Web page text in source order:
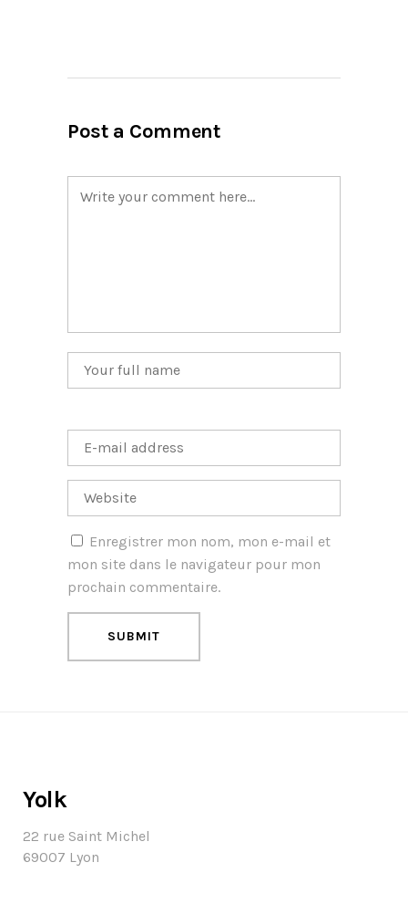
Post a Comment
Enregistrer mon nom, mon e-mail et
mon site dans le navigateur pour mon
prochain commentaire.
Yolk
22 rue Saint Michel
69007 Lyon